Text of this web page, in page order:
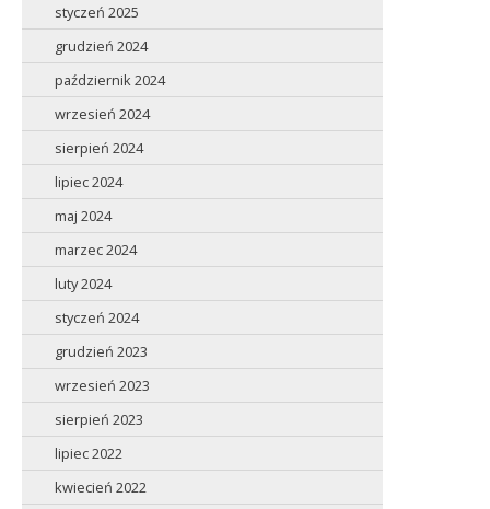
styczeń 2025
grudzień 2024
październik 2024
wrzesień 2024
sierpień 2024
lipiec 2024
maj 2024
marzec 2024
luty 2024
styczeń 2024
grudzień 2023
wrzesień 2023
sierpień 2023
lipiec 2022
kwiecień 2022